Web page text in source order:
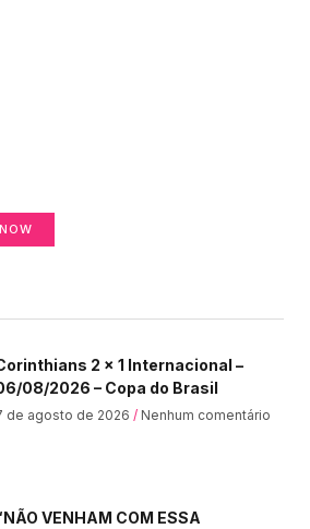
2 x 1 Internacional –
08/2026 – Copa do Brasil
de agosto de 2026 Nenhum comentário
VENHAM COM ESSA